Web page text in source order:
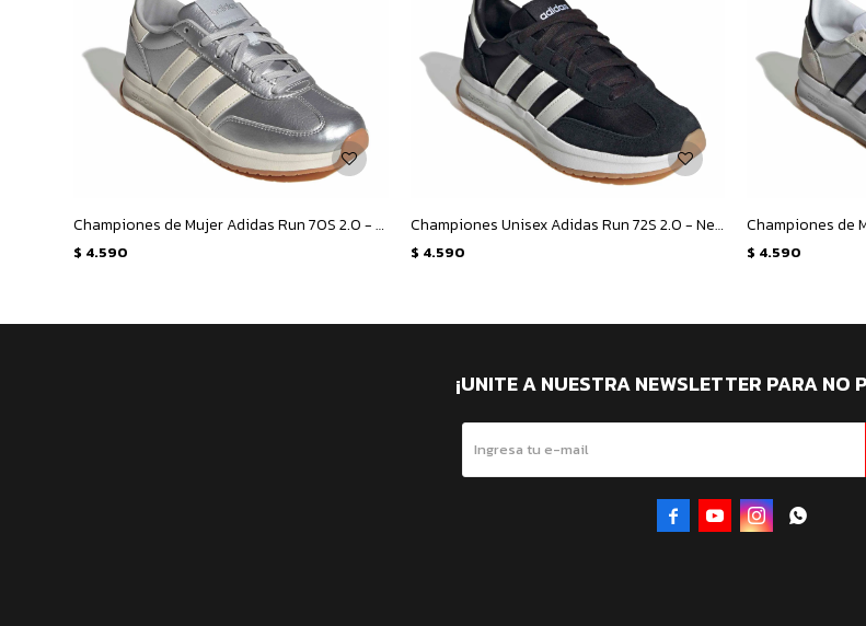
Championes de Mujer Adidas Run 70S 2.0 - Plateado - Beige
$ 4.590
Championes Unisex Adidas Run 72S 2.0 - Negro - Blanco
$ 4.590 $ 4.590
¡UNITE A NUESTRA NEWSLETTER PARA NO
   